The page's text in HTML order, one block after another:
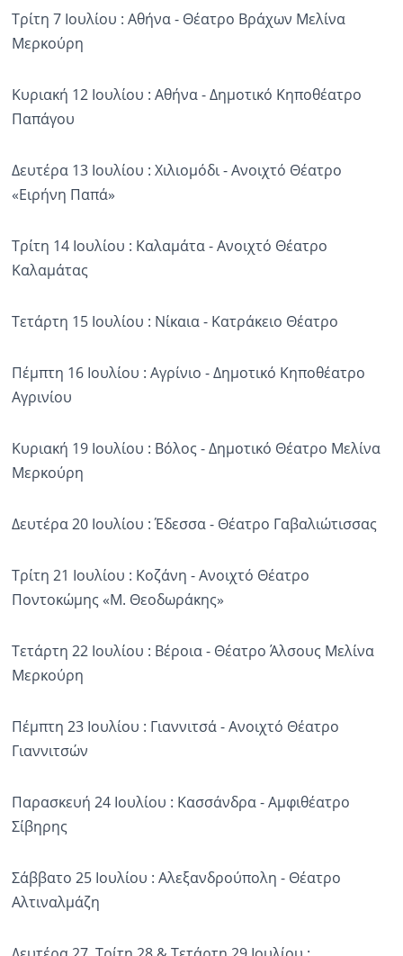
Τρίτη 7 Ιουλίου : Αθήνα - Θέατρο Βράχων Μελίνα
Μερκούρη
Κυριακή 12 Ιουλίου : Αθήνα - Δημοτικό Κηποθέατρο
Παπάγου
Δευτέρα 13 Ιουλίου : Χιλιομόδι - Ανοιχτό Θέατρο
«Ειρήνη Παπά»
Τρίτη 14 Ιουλίου : Καλαμάτα - Ανοιχτό Θέατρο
Καλαμάτας
Τετάρτη 15 Ιουλίου : Νίκαια - Κατράκειο Θέατρο
Πέμπτη 16 Ιουλίου : Αγρίνιο - Δημοτικό Κηποθέατρο
Αγρινίου
Κυριακή 19 Ιουλίου : Βόλος - Δημοτικό Θέατρο Μελίνα
Μερκούρη
Δευτέρα 20 Ιουλίου : Έδεσσα - Θέατρο Γαβαλιώτισσας
Τρίτη 21 Ιουλίου : Κοζάνη - Ανοιχτό Θέατρο
Ποντοκώμης «Μ. Θεοδωράκης»
Τετάρτη 22 Ιουλίου : Βέροια - Θέατρο Άλσους Μελίνα
Μερκούρη
Πέμπτη 23 Ιουλίου : Γιαννιτσά - Ανοιχτό Θέατρο
Γιαννιτσών
Παρασκευή 24 Ιουλίου : Κασσάνδρα - Αμφιθέατρο
Σίβηρης
Σάββατο 25 Ιουλίου : Αλεξανδρούπολη - Θέατρο
Αλτιναλμάζη